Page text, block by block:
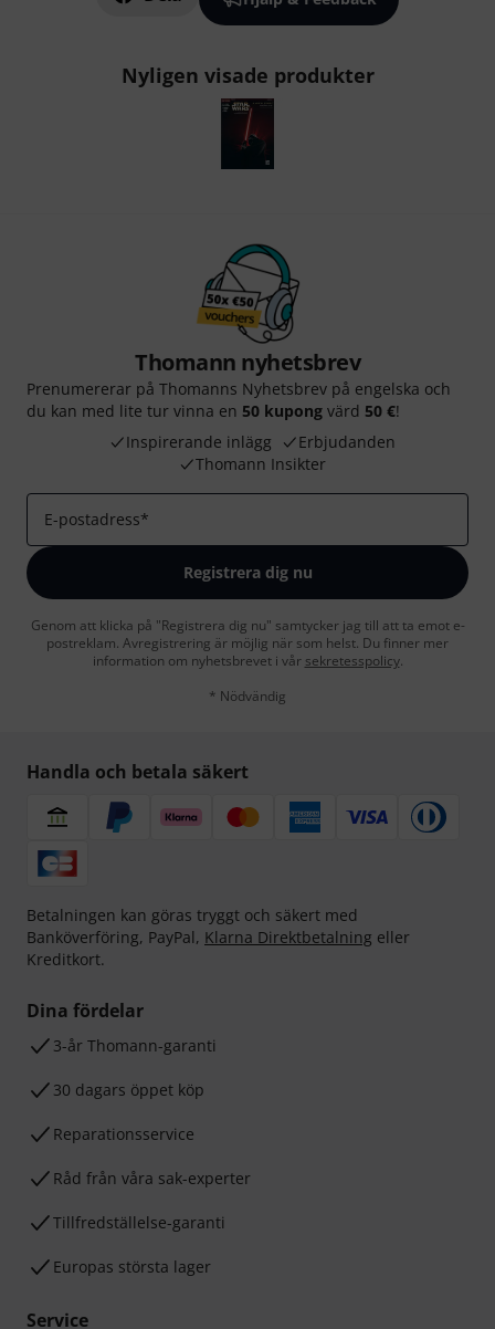
Nyligen visade produkter
Thomann nyhetsbrev
Prenumererar på Thomanns Nyhetsbrev på engelska och
du kan med lite tur vinna en 50 kupong värd 50 €!
Inspirerande inlägg
Erbjudanden
Thomann Insikter
E-postadress*
Registrera dig nu
Genom att klicka på "Registrera dig nu" samtycker jag till att ta emot e-
postreklam. Avregistrering är möjlig när som helst. Du finner mer
information om nyhetsbrevet i vår sekretesspolicy.
* Nödvändig
Handla och betala säkert
Betalningen kan göras tryggt och säkert med
Banköverföring, PayPal, Klarna Direktbetalning eller
Kreditkort.
Dina fördelar
3-år Thomann-garanti
30 dagars öppet köp
Reparationsservice
Råd från våra sak-experter
Tillfredställelse-garanti
Europas största lager
Service